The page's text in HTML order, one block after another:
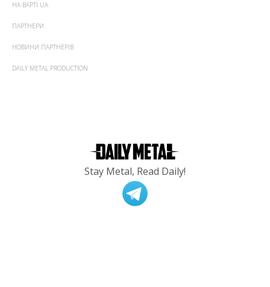
НА ВАРТІ UA
ПАРТНЕРИ
НОВИНИ ПАРТНЕРІВ
DAILY METAL PRODUCTION
Stay Metal, Read Daily!